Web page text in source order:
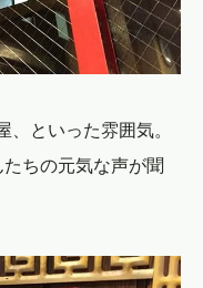
といった雰囲気。
ちの元気な声が聞